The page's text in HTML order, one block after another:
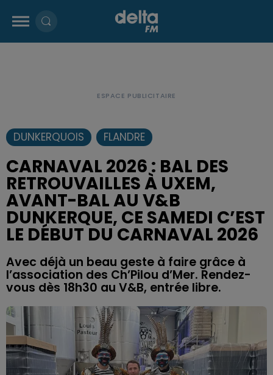
DUNKERQUOIS FLANDRE
CARNAVAL 2026 : BAL DES
RETROUVAILLES À UXEM,
AVANT-BAL AU V&B
DUNKERQUE, CE SAMEDI C’EST
LE DÉBUT DU CARNAVAL 2026
Avec déjà un beau geste à faire grâce à
l’association des Ch’Pilou d’Mer. Rendez-
vous dès 18h30 au V&B, entrée libre.